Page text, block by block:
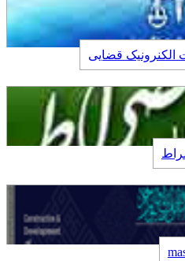
الکنرونیک قضایی